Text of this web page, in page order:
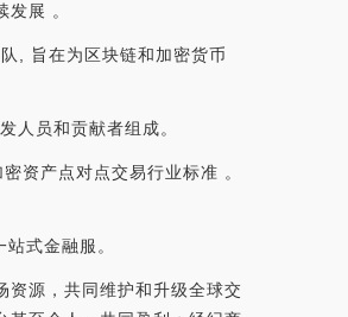
展 。
, 旨在为区块链和加密货币
人员和贡献者组成。
资产点对点交易行业标准 。
式金融服。
资源，共同维护和升级全球交